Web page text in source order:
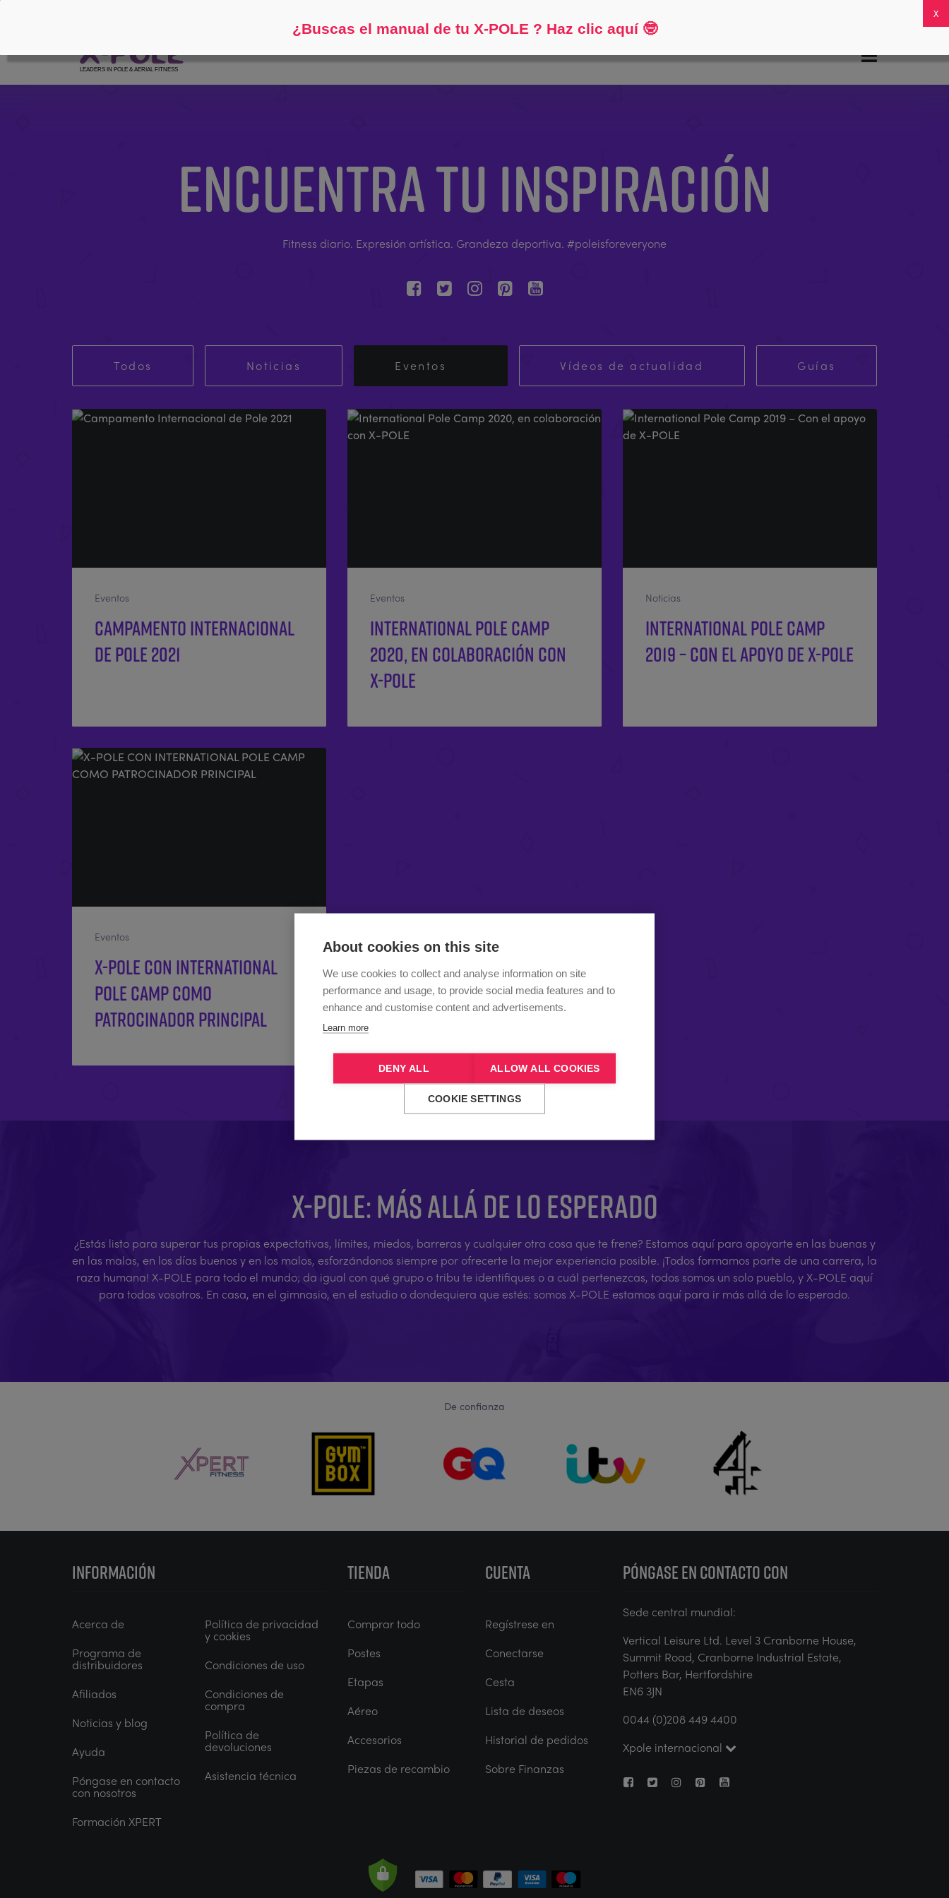
ENCUENTRA TU INSPIRACIÓN
Fitness diario. Expresión artística. Grandeza deportiva. #poleisforeveryone
Todos Noticias Eventos Vídeos de actualidad Guías
Eventos
Campamento Internacional
de Pole 2021
Eventos
International Pole Camp
2020, en colaboración con
X-POLE
Noticias
International Pole Camp
2019 – Con el apoyo de X-POLE
Eventos
X-POLE CON INTERNATIONAL
POLE CAMP COMO
PATROCINADOR PRINCIPAL
X-POLE: MÁS ALLÁ DE LO ESPERADO
¿Estás listo para superar tus propias expectativas, límites, miedos, barreras y cualquier otra cosa que te frene? Estamos aquí para apoyarte en las buenas y
en las malas, en los días buenos y en los malos, esforzándonos siempre por ofrecerte la mejor experiencia posible. ¡Todos formamos parte de una carrera, la
raza humana! X-POLE para todo el mundo; da igual con qué grupo o tribu te identifiques o a cuál pertenezcas, todos somos un solo pueblo, y X-POLE aquí
para todos vosotros. En casa, en el gimnasio, en el estudio o dondequiera que estés: somos X-POLE estamos aquí para ir más allá de lo esperado.
De confianza
INFORMACIÓN
Acerca de
Programa de
distribuidores
Afiliados
Noticias y blog
Ayuda
Póngase en contacto
con nosotros
Formación XPERT
Política de privacidad
y cookies
Condiciones de uso
Condiciones de
compra
Política de
devoluciones
Asistencia técnica
TIENDA
Comprar todo
Postes
Etapas
Aéreo
Accesorios
Piezas de recambio
CUENTA
Regístrese en
Conectarse
Cesta
Lista de deseos
Historial de pedidos
Sobre Finanzas
PÓNGASE EN CONTACTO CON
Sede central mundial:
Vertical Leisure Ltd. Level 3 Cranborne House,
Summit Road, Cranborne Industrial Estate,
Potters Bar, Hertfordshire
EN6 3JN
0044 (0)208 449 4400
Xpole internacional
¿Buscas el manual de tu X-POLE ? Haz clic aquí🤓
About cookies on this site
We use cookies to collect and analyse information on site
performance and usage, to provide social media features and to
enhance and customise content and advertisements.
Learn more
DENY ALL ALLOW ALL COOKIES
COOKIE SETTINGS